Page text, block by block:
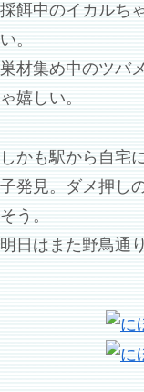
採餌中のイカルち
い。
巣材集め中のツバ
ゃ嬉しい。
しかも駅から自宅
子発見。ダメ押し
そう。
明日はまた野鳥通